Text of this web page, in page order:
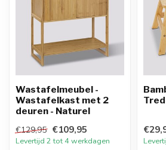
Wastafelmeubel -
Wastafelkast met 2
deuren - Naturel
€129,95 €109,95
Levertijd 2 tot 4 werkdagen